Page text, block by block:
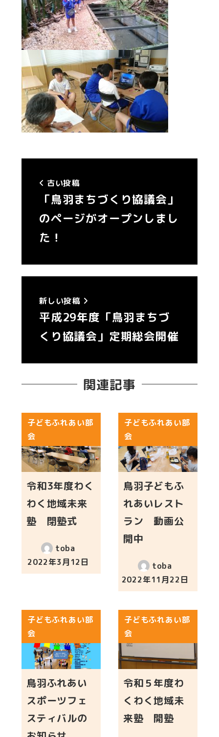
古い投稿
「鳥羽まちづくり協議会」
のページがオープンしまし
た！
新しい投稿
平成29年度「鳥羽まちづ
くり協議会」定期総会開催
関連記事
子どもふれあい部
会
令和3年度わく
わく地域未来
塾 閉塾式
toba
投稿日
2022年3月12日
子どもふれあい部
会
鳥羽子どもふ
れあいレスト
ラン 動画公
開中
toba
投稿日
2022年11月22日
子どもふれあい部
会
鳥羽ふれあい
スポーツフェ
スティバルの
子どもふれあい部
会
令和５年度わ
くわく地域未
来塾 開塾